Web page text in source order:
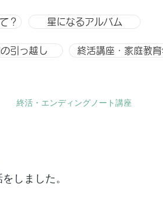
？ 星になるアルバム
引っ越し 終活講座・家庭教
終活・エンディングノート講座
しました。